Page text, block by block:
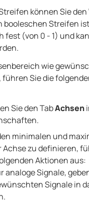
können Sie
booleschen Streifen
fest (von 0 - 1) und
wie
führen Sie die
Sie den TabAchsen
minimalen und
Achse zu definieren,
Aktionen aus:
analoge Signale,
Signale in